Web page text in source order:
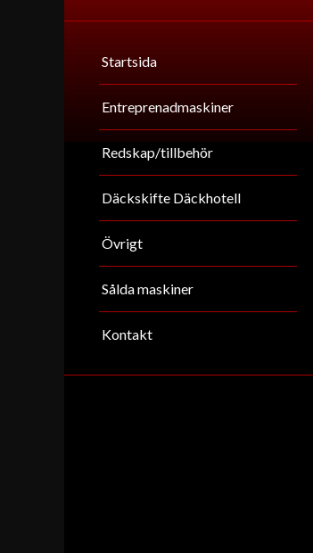
Startsida
Entreprenadmaskiner
Redskap/tillbehör
Däckskifte Däckhotell
Övrigt
Sålda maskiner
Kontakt